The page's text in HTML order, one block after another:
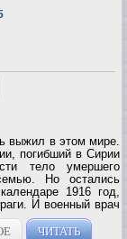
выжил в этом мире.
погибший в Сирии
тело умершего
Но остались
1916 год,
И военный врач
снова в
ЧИТАТЬ